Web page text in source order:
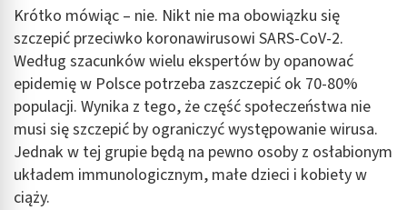
Krótko mówiąc – nie. Nikt nie ma obowiązku się
szczepić przeciwko koronawirusowi SARS-CoV-2.
Według szacunków wielu ekspertów by opanować
epidemię w Polsce potrzeba zaszczepić ok 70-80%
populacji. Wynika z tego, że część społeczeństwa nie
musi się szczepić by ograniczyć występowanie wirusa.
Jednak w tej grupie będą na pewno osoby z osłabionym
układem immunologicznym, małe dzieci i kobiety w
ciąży.
Wykorzystywanie ograniczonych danych do
wyboru treści
Funkcje specjalne IAB:
Użycie dokładnych danych geolokalizacyjnych
Identyfikowanie urządzeń na podstawie
aktywnie żądanych informacji
Cele przetwarzania inne niż IAB:
Niezbędne